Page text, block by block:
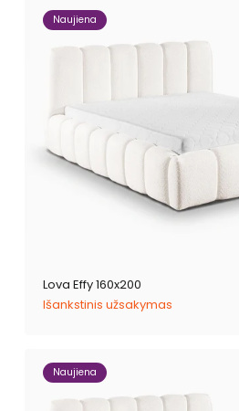
Naujiena
Lova Effy 160x200
Išankstinis užsakymas
Naujiena